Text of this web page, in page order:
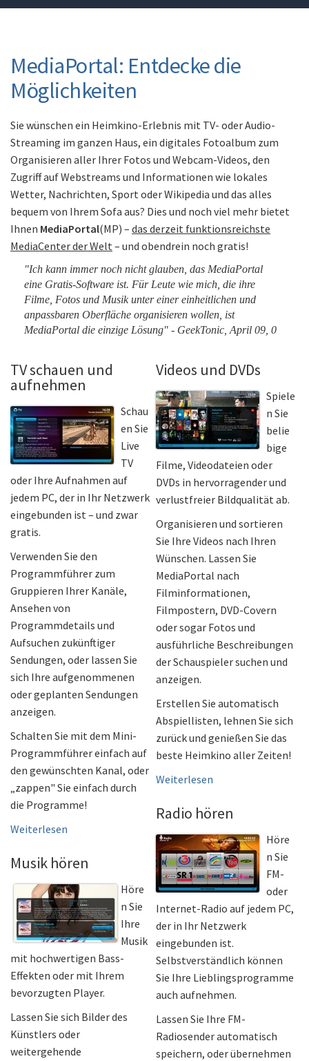
MediaPortal: Entdecke die
Möglichkeiten
Sie wünschen ein Heimkino-Erlebnis mit TV- oder Audio-
Streaming im ganzen Haus, ein digitales Fotoalbum zum
Organisieren aller Ihrer Fotos und Webcam-Videos, den
Zugriff auf Webstreams und Informationen wie lokales
Wetter, Nachrichten, Sport oder Wikipedia und das alles
bequem von Ihrem Sofa aus? Dies und noch viel mehr bietet
Ihnen MediaPortal(MP) – das derzeit funktionsreichste
MediaCenter der Welt – und obendrein noch gratis!
"Ich kann immer noch nicht glauben, das MediaPortal
eine Gratis-Software ist. Für Leute wie mich, die ihre
Filme, Fotos und Musik unter einer einheitlichen und
anpassbaren Oberfläche organisieren wollen, ist
MediaPortal die einzige Lösung" - GeekTonic, April 09, 0
TV schauen und
aufnehmen
Schau
en Sie
Live
TV
oder Ihre Aufnahmen auf
jedem PC, der in Ihr Netzwerk
eingebunden ist – und zwar
gratis.
Verwenden Sie den
Programmführer zum
Gruppieren Ihrer Kanäle,
Ansehen von
Programmdetails und
Aufsuchen zukünftiger
Sendungen, oder lassen Sie
sich Ihre aufgenommenen
oder geplanten Sendungen
anzeigen.
Schalten Sie mit dem Mini-
Programmführer einfach auf
den gewünschten Kanal, oder
„zappen" Sie einfach durch
die Programme!
Weiterlesen
Musik hören
Höre
n Sie
Ihre
Musik
mit hochwertigen Bass-
Effekten oder mit Ihrem
bevorzugten Player.
Lassen Sie sich Bilder des
Künstlers oder
weitergehende
Videos und DVDs
Spiele
n Sie
belie
bige
Filme, Videodateien oder
DVDs in hervorragender und
verlustfreier Bildqualität ab.
Organisieren und sortieren
Sie Ihre Videos nach Ihren
Wünschen. Lassen Sie
MediaPortal nach
Filminformationen,
Filmpostern, DVD-Covern
oder sogar Fotos und
ausführliche Beschreibungen
der Schauspieler suchen und
anzeigen.
Erstellen Sie automatisch
Abspiellisten, lehnen Sie sich
zurück und genießen Sie das
beste Heimkino aller Zeiten!
Weiterlesen
Radio hören
Höre
n Sie
FM-
oder
Internet-Radio auf jedem PC,
der in Ihr Netzwerk
eingebunden ist.
Selbstverständlich können
Sie Ihre Lieblingsprogramme
auch aufnehmen.
Lassen Sie Ihre FM-
Radiosender automatisch
speichern, oder übernehmen